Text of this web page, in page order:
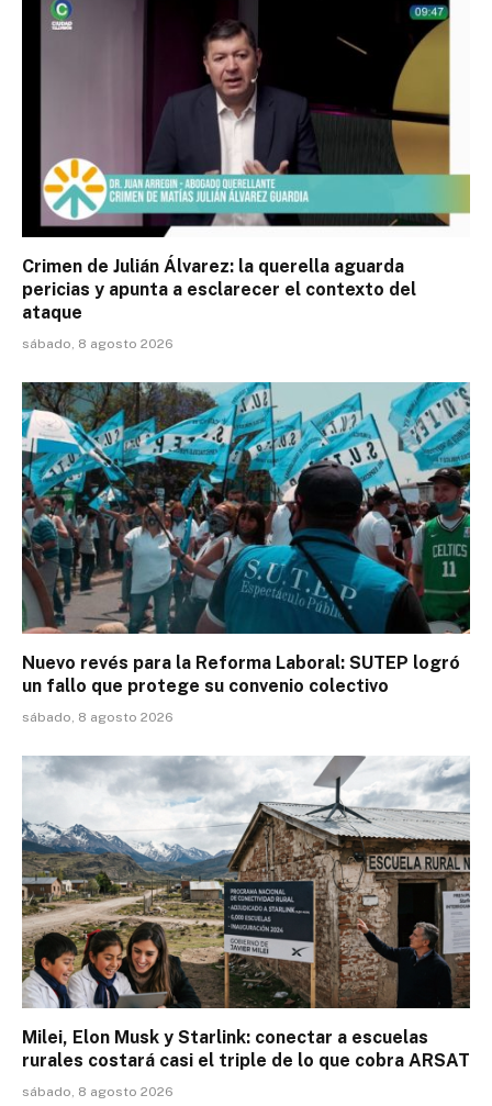
Crimen de Julián Álvarez: la querella aguarda
pericias y apunta a esclarecer el contexto del
ataque
sábado, 8 agosto 2026
Nuevo revés para la Reforma Laboral: SUTEP logró
un fallo que protege su convenio colectivo
sábado, 8 agosto 2026
Milei, Elon Musk y Starlink: conectar a escuelas
rurales costará casi el triple de lo que cobra ARSAT
sábado, 8 agosto 2026